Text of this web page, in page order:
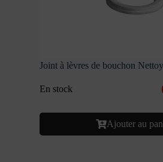
Joint à lèvres de bouchon
En stock
Ajouter au